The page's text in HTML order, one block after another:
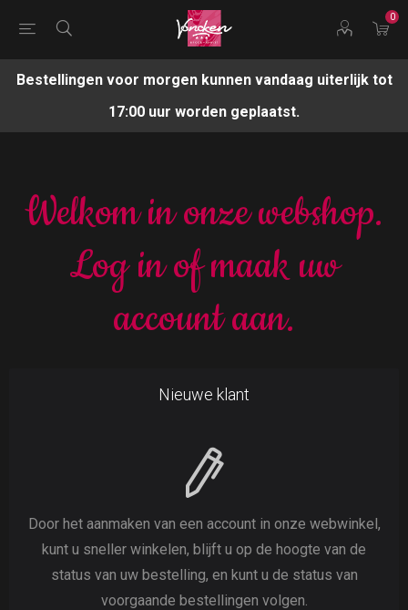
0
Bestellingen voor morgen kunnen vandaag uiterlijk tot
17:00 uur worden geplaatst.
Welkom in onze webshop.
Log in of maak uw
account aan.
Nieuwe klant
Door het aanmaken van een account in onze webwinkel,
kunt u sneller winkelen, blijft u op de hoogte van de
status van uw bestelling, en kunt u de status van
voorgaande bestellingen volgen.